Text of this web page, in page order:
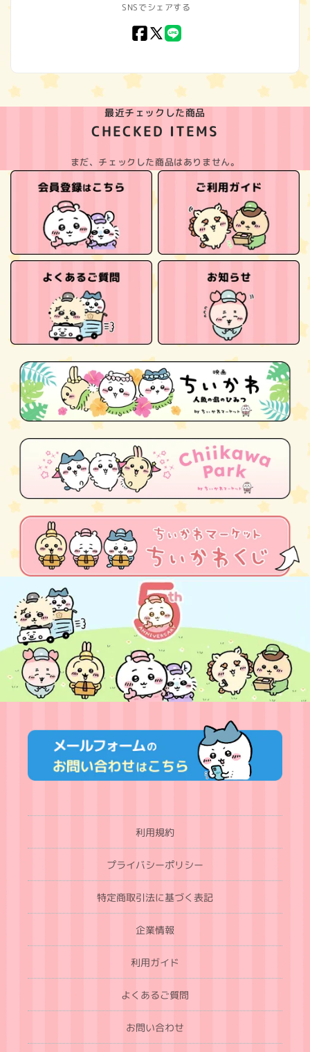
SNSでシェアする
Facebook
X
最近チェックした商品
CHECKED ITEMS
まだ、チェックした商品はありません。
利用規約
プライバシーポリシー
特定商取引法に基づく表記
企業情報
利用ガイド
よくあるご質問
お問い合わせ